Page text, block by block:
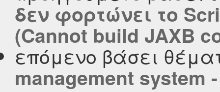
δεν φορτώνει το
(Cannot build JAXB
επόμενο βάσει
management system